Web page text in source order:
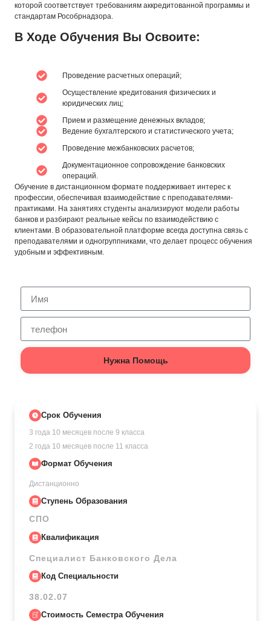
которой соответствует требованиям аккредитованной программы и
стандартам Рособрнадзора.
В Ходе Обучения Вы Освоите:
Проведение расчетных операций;
Осуществление кредитования физических и
юридических лиц;
Прием и размещение денежных вкладов;
Ведение бухгалтерского и статистического учета;
Проведение межбанковских расчетов;
Документационное сопровождение банковских
операций.
Обучение в дистанционном формате поддерживает интерес к
профессии, обеспечивая взаимодействие с преподавателями-
практиками. На занятиях студенты анализируют модели работы
банков и разбирают реальные кейсы по взаимодействию с
клиентами. В образовательной платформе всегда доступна связь с
преподавателями и одногруппниками, что делает процесс обучения
удобным и эффективным.
Нужна Помощь
Срок Обучения
3 года 10 месяцев после 9 класса
2 года 10 месяцев после 11 класса
Формат Обучения
Дистанционно
Ступень Образования
СПО
Квалификация
Специалист Банковского Дела
Код Специальности
38.02.07
Стоимость Семестра Обучения